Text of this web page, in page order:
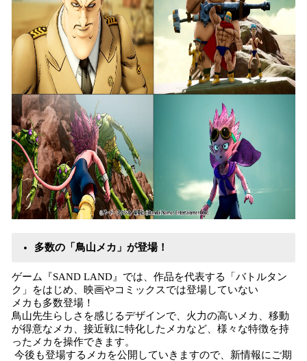
多数の「鳥山メカ」が登場！
ゲーム『SAND LAND』では、作品を代表する「バトルタン
ク」をはじめ、映画やコミックスでは登場していない
メカも多数登場！
鳥山先生らしさを感じるデザインで、火力の高いメカ、移動
が得意なメカ、接近戦に特化したメカなど、様々な特徴を持
ったメカを操作できます。
今後も登場するメカを公開していきますので、新情報にご期